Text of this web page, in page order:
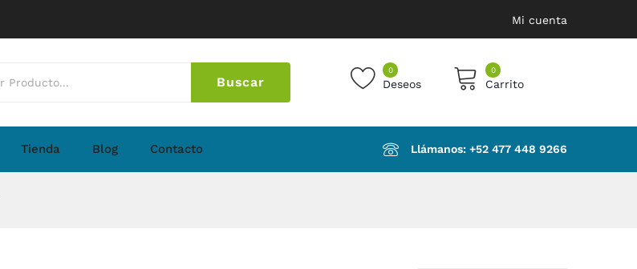
Mi cuenta
Buscar
0
Deseos
0
Carrito
No products in the cart.
Tienda Blog Contacto Llámanos: ‪+52 477 448 9266‬